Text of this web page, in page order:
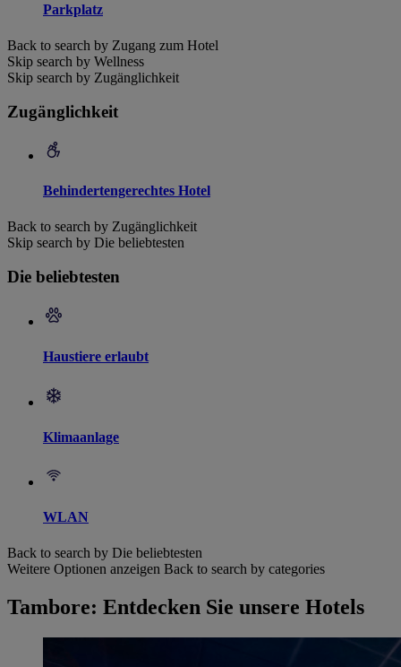
Parkplatz
Back to search by Zugang zum Hotel
Skip search by Wellness
Skip search by Zugänglichkeit
Zugänglichkeit
Behindertengerechtes Hotel
Back to search by Zugänglichkeit
Skip search by Die beliebtesten
Die beliebtesten
Haustiere erlaubt
Klimaanlage
WLAN
Back to search by Die beliebtesten
Weitere Optionen anzeigen Back to search by categories
Tambore: Entdecken Sie unsere Hotels